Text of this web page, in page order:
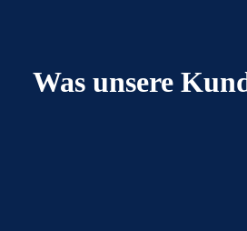
Was unsere